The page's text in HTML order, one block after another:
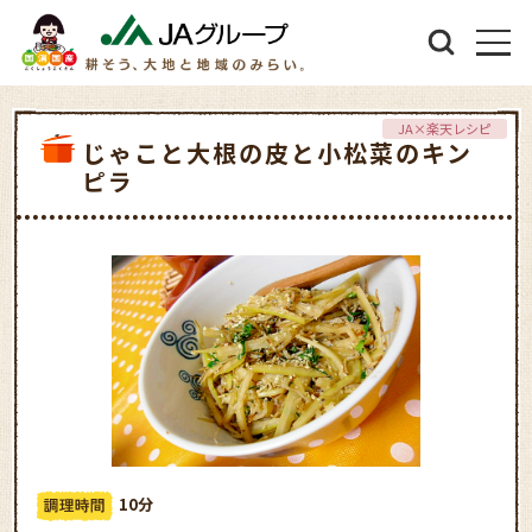
じゃこと大根の皮と小松菜のキン
ピラ
JA×楽天レシピ
10分